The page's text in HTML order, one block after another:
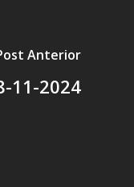
Anterior
11-2024